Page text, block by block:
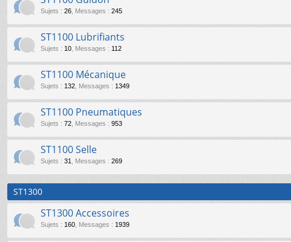
Sujets : 26 Messages : 245
ST1100 Lubrifiants
Sujets : 10 Messages : 112
ST1100 Mécanique
Sujets : 132 Messages : 1349
ST1100 Pneumatiques
Sujets : 72 Messages : 953
ST1100 Selle
Sujets : 31 Messages : 269
ST1300
ST1300 Accessoires
Sujets : 160 Messages : 1939